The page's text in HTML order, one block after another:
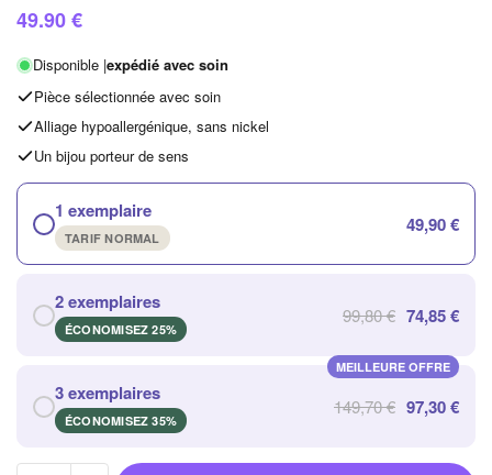
49.90€
Disponible |expédié avec soin
Pièce sélectionnée avec soin
Alliage hypoallergénique, sans nickel
Un bijou porteur de sens
1 exemplaire
TARIF NORMAL
49,90 €
2 exemplaires
ÉCONOMISEZ 25%
99,80 € 74,85 €
MEILLEURE OFFRE
3 exemplaires
ÉCONOMISEZ 35%
149,70 € 97,30 €